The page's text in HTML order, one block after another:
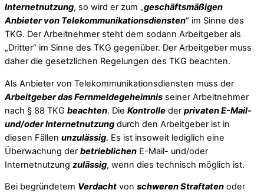
Internetnutzung, so wird er zum „geschäftsmäßigen
Anbieter von Telekommunikationsdiensten“ im Sinne des
TKG. Der Arbeitnehmer steht dem sodann Arbeitgeber als
„Dritter“ im Sinne des TKG gegenüber. Der Arbeitgeber muss
daher die gesetzlichen Regelungen des TKG beachten.
Als Anbieter von Telekommunikationsdiensten muss der
Arbeitgeber das Fernmeldegeheimnis seiner Arbeitnehmer
nach § 88 TKG beachten. Die Kontrolle der privaten E-Mail-
und/oder Internetnutzung durch den Arbeitgeber ist in
diesen Fällen unzulässig. Es ist insoweit lediglich eine
Überwachung der betrieblichen E-Mail- und/oder
Internetnutzung zulässig, wenn dies technisch möglich ist.
Bei begründetem Verdacht von schweren Straftaten oder